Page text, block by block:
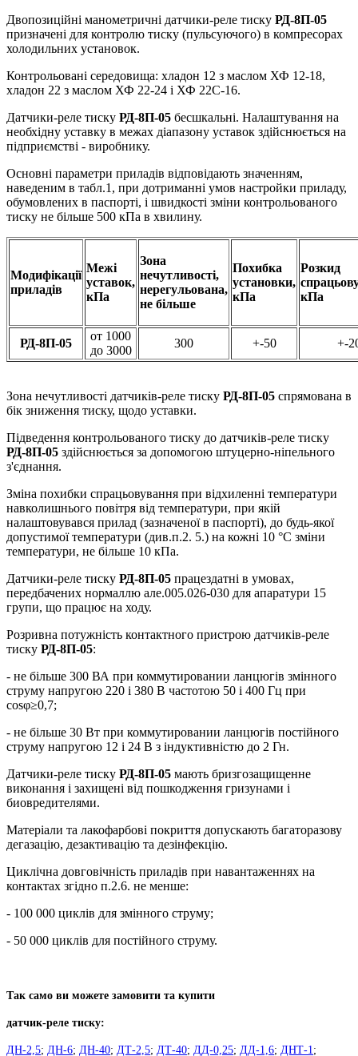
Двопозиційні манометричні датчики-реле тиску РД-8П-05
призначені для контролю тиску (пульсуючого) в компресорах
холодильних установок.
Контрольовані середовища: хладон 12 з маслом ХФ 12-18,
хладон 22 з маслом ХФ 22-24 і ХФ 22С-16.
Датчики-реле тиску РД-8П-05 бесшкальні. Налаштування на
необхідну уставку в межах діапазону уставок здійснюється на
підприємстві - виробнику.
Основні параметри приладів відповідають значенням,
наведеним в табл.1, при дотриманні умов настройки приладу,
обумовлених в паспорті, і швидкості зміни контрольованого
тиску не більше 500 кПа в хвилину.
Модифікації
приладів
Межі
уставок,
кПа
Зона
нечутливості,
нерегульована,
не більше
Похибка
установки,
кПа
Розкид
кПа
РД-8П-05
от 1000
до 3000
300 +-50 +-
Зона нечутливості датчиків-реле тиску РД-8П-05 спрямована в
бік зниження тиску, щодо уставки.
Підведення контрольованого тиску до датчиків-реле тиску
РД-8П-05 здійснюється за допомогою штуцерно-ніпельного
з'єднання.
Зміна похибки спрацьовування при відхиленні температури
навколишнього повітря від температури, при якій
налаштовувався прилад (зазначеної в паспорті), до будь-якої
допустимої температури (див.п.2. 5.) на кожні 10 °С зміни
температури, не більше 10 кПа.
Датчики-реле тиску РД-8П-05 працездатні в умовах,
передбачених нормаллю але.005.026-030 для апаратури 15
групи, що працює на ходу.
Розривна потужність контактного пристрою датчиків-реле
тиску РД-8П-05:
- не більше 300 ВА при коммутировании ланцюгів змінного
струму напругою 220 і 380 В частотою 50 і 400 Гц при
cosφ≥0,7;
- не більше 30 Вт при коммутировании ланцюгів постійного
струму напругою 12 і 24 В з індуктивністю до 2 Гн.
Датчики-реле тиску РД-8П-05 мають бризгозащищенне
виконання і захищені від пошкодження гризунами і
биовредителями.
Матеріали та лакофарбові покриття допускають багаторазову
дегазацію, дезактивацію та дезінфекцію.
Циклічна довговічність приладів при навантаженнях на
контактах згідно п.2.6. не менше:
- 100 000 циклів для змінного струму;
- 50 000 циклів для постійного струму.
Так само ви можете замовити та купити
датчик-реле тиску:
ДН-2,5; ДН-6; ДН-40; ДТ-2,5; ДТ-40; ДД-0,25; ДД-1,6; ДНТ-1 ;